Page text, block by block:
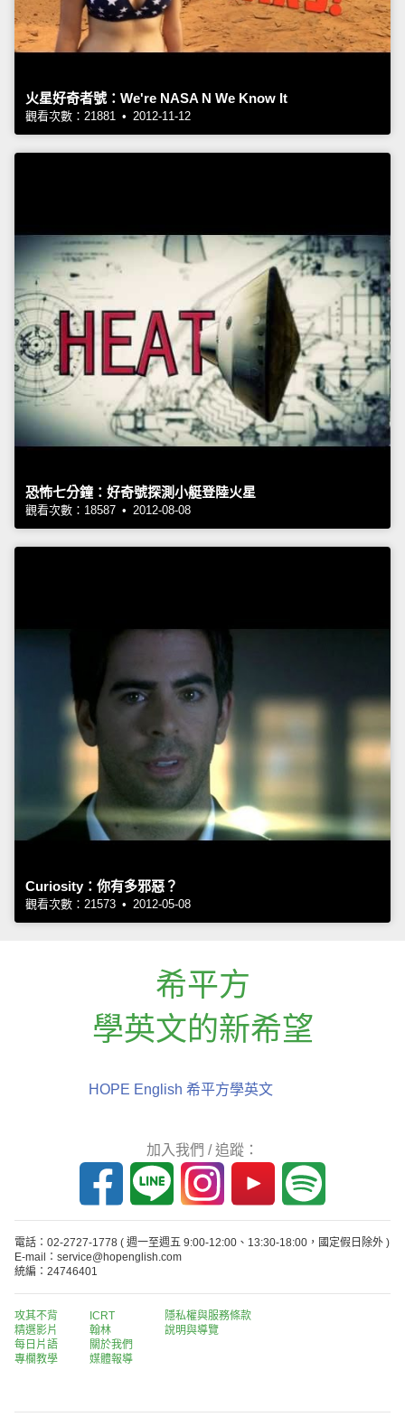
火星好奇者號：We're NASA N We Know It
觀看次數：21881 • 2012-11-12
恐怖七分鐘：好奇號探測小艇登陸火星
觀看次數：18587 • 2012-08-08
Curiosity：你有多邪惡？
觀看次數：21573 • 2012-05-08
希平方
學英文的新希望
HOPE English 希平方學英文
加入我們 / 追蹤：
電話：02-2727-1778 ( 週一至週五 9:00-12:00、13:30-18:00，國定假日除外 )
E-mail：service@hopenglish.com
統編：24746401
攻其不背
精選影片
每日片語
專欄教學
ICRT
翰林
關於我們
媒體報導
隱私權與服務條款
說明與導覽